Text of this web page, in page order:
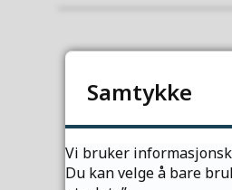
Samtykke
Vi bruker
Du kan velge å bare